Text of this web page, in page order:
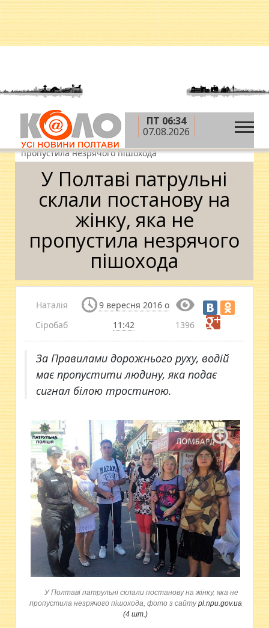
ПТ 06:34
07.08.2026
Головна » Новини » Кримінал »
патрульні склали постанову на жінку, яка не
пропустила незрячого пішохода
У Полтаві патрульні
склали постанову на
жінку, яка не
пропустила незрячого
пішохода
Наталія
Сіробаб
9 вересня 2016 о
11:42
1396
За Правилами дорожнього руху, водій
має пропустити людину, яка подає
сигнал білою тростиною.
У Полтаві патрульні склали постанову на жінку, яка не
пропустила незрячого пішохода, фото з сайтуpl.npu.gov.ua
(4 шт.)